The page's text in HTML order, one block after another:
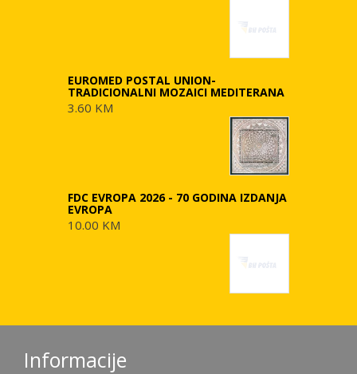
EUROMED POSTAL UNION-
TRADICIONALNI MOZAICI MEDITERANA
3.60 KM
FDC EVROPA 2026 - 70 GODINA IZDANJA
EVROPA
10.00 KM
Informacije